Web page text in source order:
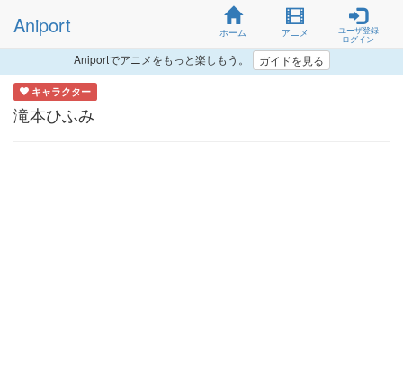
Aniport ホーム アニメ
ユーザ登録
ログイン
Aniportでアニメをもっと楽しもう。 ガイドを見る
キャラクター
滝本ひふみ